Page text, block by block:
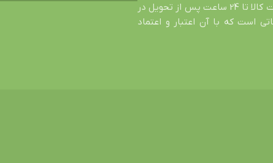
خدمت شما عزیزان است. اصالت کالا، تضمین سالم رسیدن محصول، عودت کالا تا 24 ساعت پس از تحویل در
است که با آن اعتبار و اعتماد